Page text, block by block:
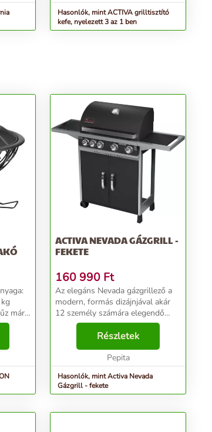
Hasonlók, mint ACTIVA grilltisztító
kefe, nyelezett 3 az 1 ben
ACTIVA NEVADA GÁZGRILL -
FEKETE
160 990 Ft
Az elegáns Nevada gázgrillező a
modern, formás dizájnjával akár
12 személy számára elegendő
ételmennyiséggel képes
élvezetesebbé tenni a kerti
partikat. A grillezőt a német Activa
cég minden szükséges...
Részletek
Pepita
Hasonlók, mint Activa Nevada
Gázgrill - fekete